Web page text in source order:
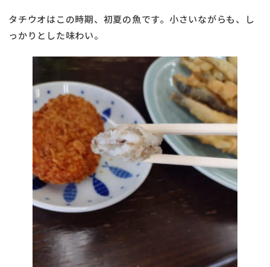
タチウオはこの時期、初夏の魚です。小さいながらも、し
っかりとした味わい。